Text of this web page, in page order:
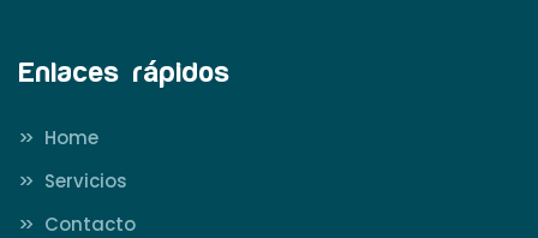
Enlaces rápidos
>>
Home
>>
Servicios
>>
Contacto